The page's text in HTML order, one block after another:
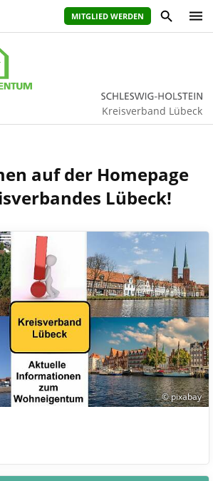
MITGLIED WERDEN
Kreisverband Lübeck
auf der Homepage
Lübeck!
© pixabay